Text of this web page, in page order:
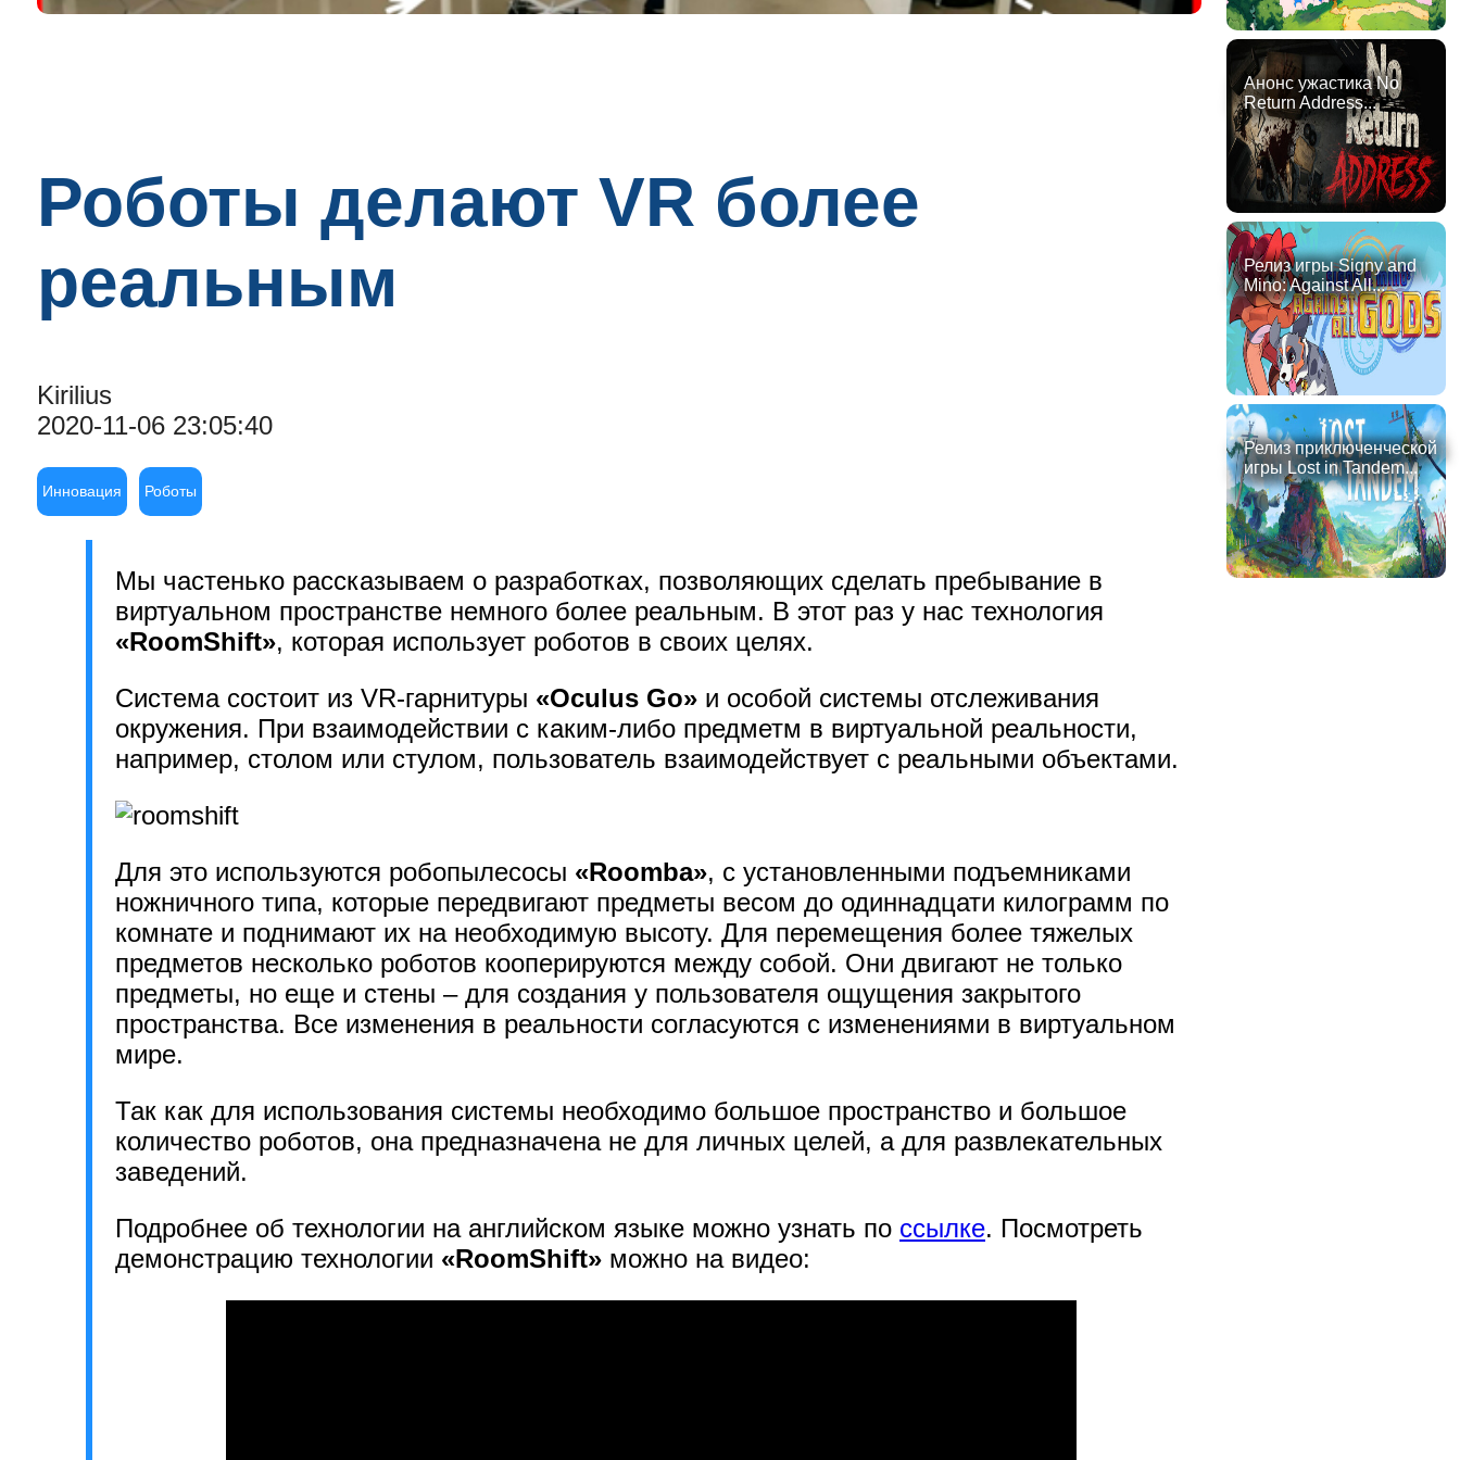
Роботы делают VR более
реальным
Kirilius
2020-11-06 23:05:40
Инновация Роботы
Мы частенько рассказываем о разработках, позволяющих сделать пребывание в
виртуальном пространстве немного более реальным. В этот раз у нас технология
«RoomShift», которая использует роботов в своих целях.
Система состоит из VR-гарнитуры «Oculus Go» и особой системы отслеживания
окружения. При взаимодействии с каким-либо предметм в виртуальной реальности,
например, столом или стулом, пользователь взаимодействует с реальными объектами.
Для это используются робопылесосы «Roomba», с установленными подъемниками
ножничного типа, которые передвигают предметы весом до одиннадцати килограмм по
комнате и поднимают их на необходимую высоту. Для перемещения более тяжелых
предметов несколько роботов кооперируются между собой. Они двигают не только
предметы, но еще и стены – для создания у пользователя ощущения закрытого
пространства. Все изменения в реальности согласуются с изменениями в виртуальном
мире.
Так как для использования системы необходимо большое пространство и большое
количество роботов, она предназначена не для личных целей, а для развлекательных
заведений.
Подробнее об технологии на английском языке можно узнать по ссылке. Посмотреть
демонстрацию технологии «RoomShift» можно на видео:
Анонс ужастика No
Return Address...
Релиз игры Signy and
Mino: Against All...
Релиз приключенческой
игры Lost in Tandem...